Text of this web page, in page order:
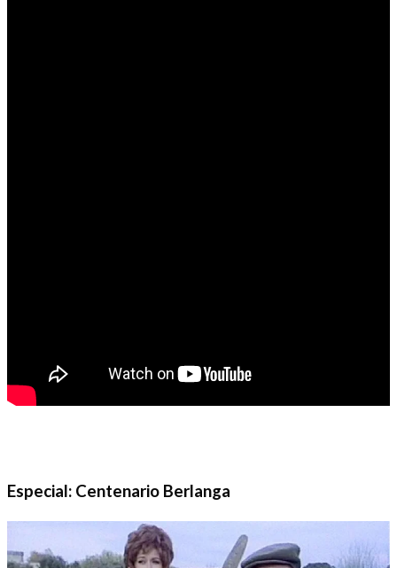
Especial: Centenario Berlanga